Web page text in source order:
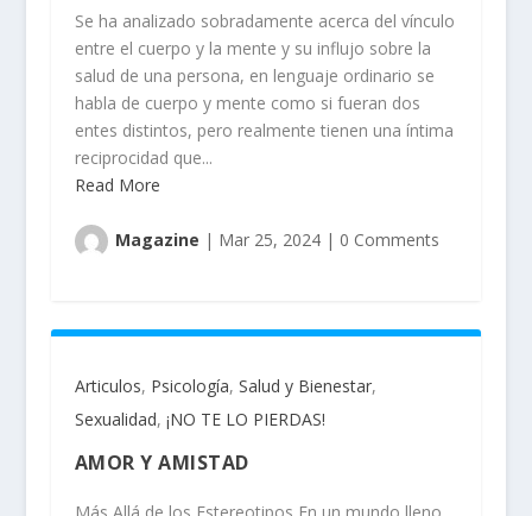
Se ha analizado sobradamente acerca del vínculo
entre el cuerpo y la mente y su influjo sobre la
salud de una persona, en lenguaje ordinario se
habla de cuerpo y mente como si fueran dos
entes distintos, pero realmente tienen una íntima
reciprocidad que...
Read More
Magazine | Mar 25, 2024| 0 Comments
Articulos, Psicología, Salud y Bienestar,
Sexualidad, ¡NO TE LO PIERDAS!
AMOR Y AMISTAD